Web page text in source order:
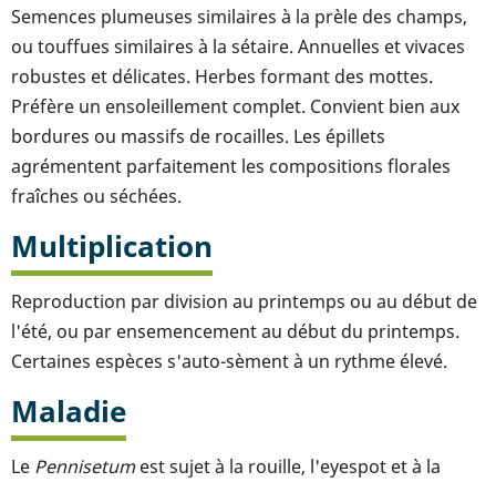
Semences plumeuses similaires à la prèle des champs,
ou touffues similaires à la sétaire. Annuelles et vivaces
robustes et délicates. Herbes formant des mottes.
Préfère un ensoleillement complet. Convient bien aux
bordures ou massifs de rocailles. Les épillets
agrémentent parfaitement les compositions florales
fraîches ou séchées.
Multiplication
Reproduction par division au printemps ou au début de
l'été, ou par ensemencement au début du printemps.
Certaines espèces s'auto-sèment à un rythme élevé.
Maladie
Le Pennisetumest sujet à la rouille, l'eyespot et à la